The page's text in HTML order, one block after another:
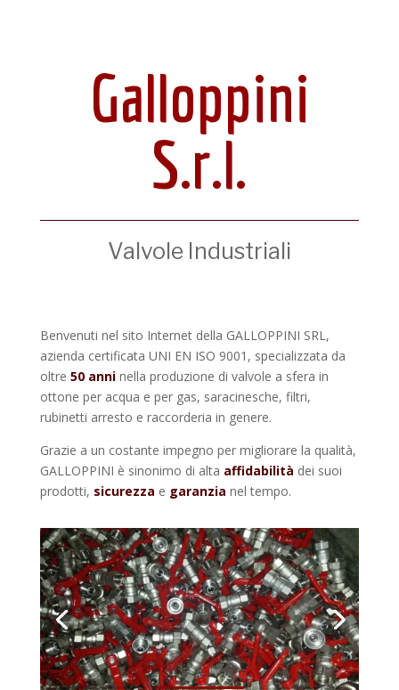
Galloppini
S.r.l.
Valvole Industriali
Benvenuti nel sito Internet della GALLOPPINI SRL,
azienda certificata UNI EN ISO 9001, specializzata da
oltre 50 anninella produzione di valvole a sfera in
ottone per acqua e per gas, saracinesche, filtri,
rubinetti arresto e raccorderia in genere.
Grazie a un costante impegno per migliorare la qualità,
GALLOPPINI è sinonimo di alta affidabilità dei suoi
prodotti, sicurezza e garanzia nel tempo.